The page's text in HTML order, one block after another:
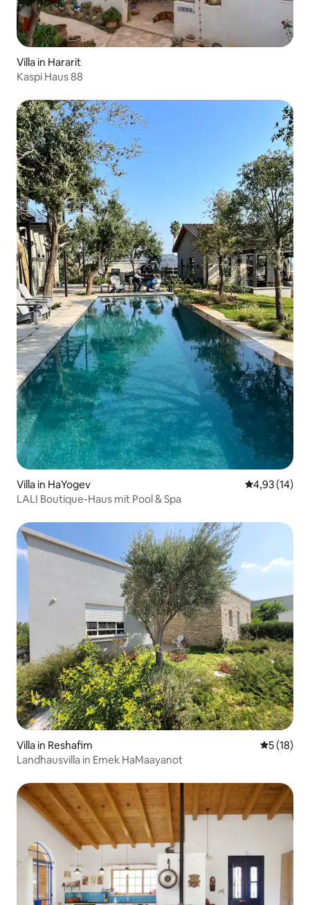
Villa in Hararit
Kaspi Haus 88
Villa in HaYogev
4,93 (14)
LALI Boutique-Haus mit Pool & Spa
Villa in Reshafim
5 (18)
Landhausvilla in Emek HaMaayanot